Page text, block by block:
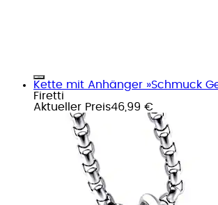
Kette mit Anhänger »Schmuck
Firetti
Aktueller Preis46,99 €